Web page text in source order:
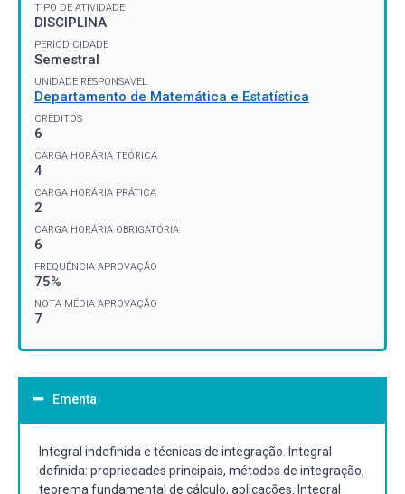
TIPO DE ATIVIDADE
DISCIPLINA
PERIODICIDADE
Semestral
UNIDADE RESPONSÁVEL
Departamento de Matemática e Estatística
CRÉDITOS
6
CARGA HORÁRIA TEÓRICA
4
CARGA HORÁRIA PRÁTICA
2
CARGA HORÁRIA OBRIGATÓRIA
6
FREQUÊNCIA APROVAÇÃO
75%
NOTA MÉDIA APROVAÇÃO
7
Ementa
Integral indefinida e técnicas de integração. Integral
definida: propriedades principais, métodos de integração,
teorema fundamental de cálculo, aplicações. Integral